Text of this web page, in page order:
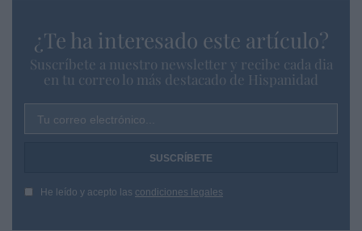
¿Te ha interesado este artículo?
Suscríbete a nuestro newsletter y recibe cada dia
en tu correo lo más destacado de Hispanidad
Tu correo electrónico...
He leído y acepto las condiciones legales